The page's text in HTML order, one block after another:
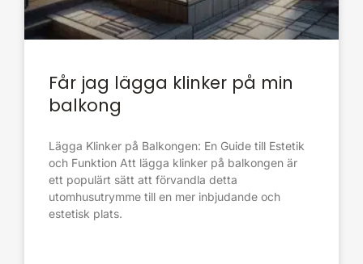
Får jag lägga klinker på min
balkong
Lägga Klinker på Balkongen: En Guide till Estetik
och Funktion Att lägga klinker på balkongen är
ett populärt sätt att förvandla detta
utomhusutrymme till en mer inbjudande och
estetisk plats.